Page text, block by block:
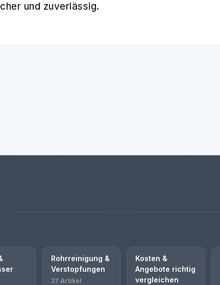
und zuverlässig.
Rohrreinigung &
Verstopfungen
37 Artikel
Kosten &
Angebote richtig
vergleichen